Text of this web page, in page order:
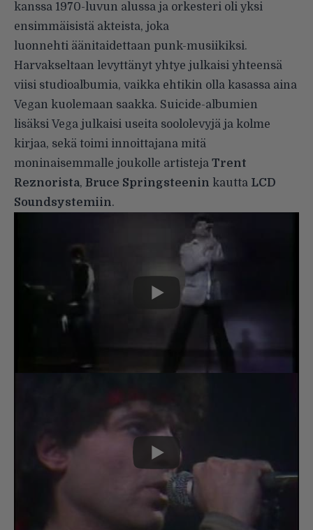
kanssa 1970-luvun alussa ja orkesteri oli yksi
ensimmäisistä akteista, joka
luonnehti äänitaidettaan punk-musiikiksi.
Harvakseltaan levyttänyt yhtye julkaisi yhteensä
viisi studioalbumia, vaikka ehtikin olla kasassa aina
Vegan kuolemaan saakka. Suicide-albumien
lisäksi Vega julkaisi useita soololevyjä ja kolme
kirjaa, sekä toimi innoittajana mitä
moninaisemmalle joukolle artisteja Trent
Reznorista, Bruce Springsteenin kautta LCD
Soundsystemiin.